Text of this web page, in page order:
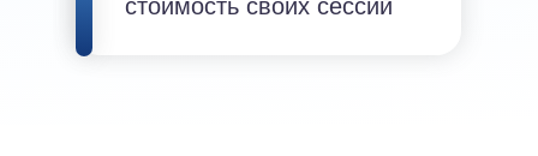
стоимость своих сессий